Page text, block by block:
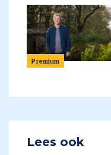
Premium
Lees ook